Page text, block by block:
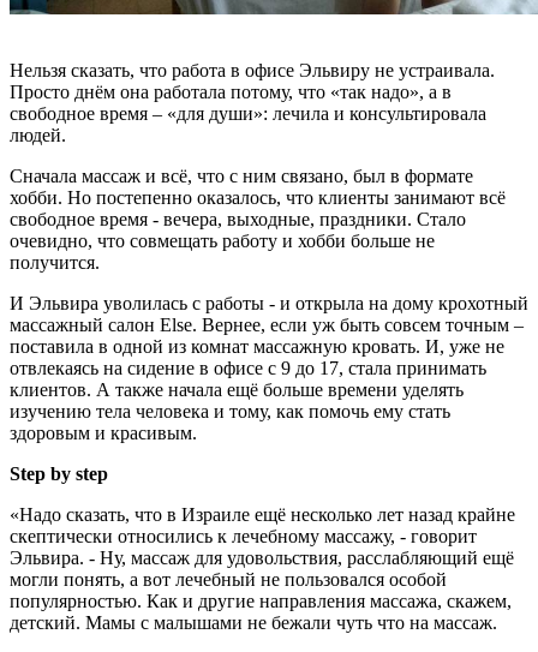
Нельзя сказать, что работа в офисе Эльвиру не устраивала.
Просто днём она работала потому, что «так надо», а в
свободное время – «для души»: лечила и консультировала
людей.
Сначала массаж и всё, что с ним связано, был в формате
хобби. Но постепенно оказалось, что клиенты занимают всё
свободное время - вечера, выходные, праздники. Стало
очевидно, что совмещать работу и хобби больше не
получится.
И Эльвира уволилась с работы - и открыла на дому крохотный
массажный салон Else. Вернее, если уж быть совсем точным –
поставила в одной из комнат массажную кровать. И, уже не
отвлекаясь на сидение в офисе с 9 до 17, стала принимать
клиентов. А также начала ещё больше времени уделять
изучению тела человека и тому, как помочь ему стать
здоровым и красивым.
Step by step
«Надо сказать, что в Израиле ещё несколько лет назад крайне
скептически относились к лечебному массажу, - говорит
Эльвира. - Ну, массаж для удовольствия, расслабляющий ещё
могли понять, а вот лечебный не пользовался особой
популярностью. Как и другие направления массажа, скажем,
детский. Мамы с малышами не бежали чуть что на массаж.